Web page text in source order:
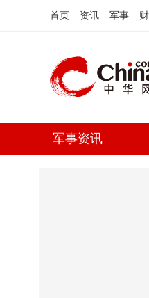
首页 资讯 军事
军事资讯